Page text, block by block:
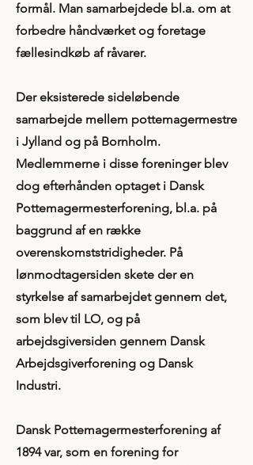
formål. Man samarbejdede bl.a. om at
forbedre håndværket og foretage
fællesindkøb af råvarer.
Der eksisterede sideløbende
samarbejde mellem pottemagermestre
i Jylland og på Bornholm.
Medlemmerne i disse foreninger blev
dog efterhånden optaget i Dansk
Pottemagermesterforening, bl.a. på
baggrund af en række
overenskomststridigheder. På
lønmodtagersiden skete der en
styrkelse af samarbejdet gennem det,
som blev til LO, og på
arbejdsgiversiden gennem Dansk
Arbejdsgiverforening og Dansk
Industri.
Dansk Pottemagermesterforening af
1894 var, som en forening for